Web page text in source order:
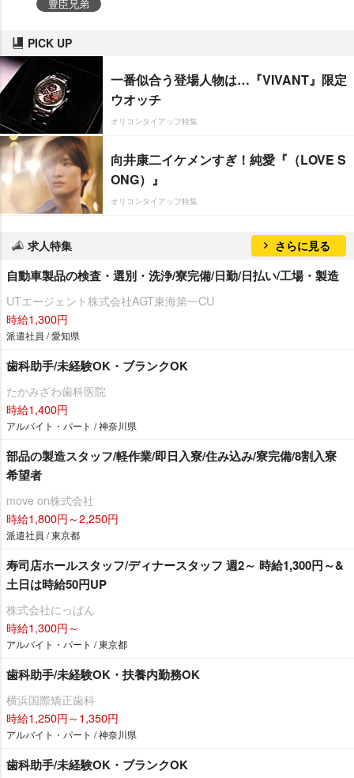
豊臣兄弟
PICK UP
一番似合う登場人物は…『VIVANT』限定
ウオッチ
オリコンタイアップ特集
向井康二イケメンすぎ！純愛『（LOVE S
ONG）』
オリコンタイアップ特集
求人特集 さらに見る
自動車製品の検査・選別・洗浄/寮完備/日勤/日払い/工場・製造
UTエージェント株式会社AGT東海第一CU
時給1,300円
派遣社員 / 愛知県
歯科助手/未経験OK・ブランクOK
たかみざわ歯科医院
時給1,400円
アルバイト・パート / 神奈川県
部品の製造スタッフ/軽作業/即日入寮/住み込み/寮完備/8割入寮
希望者
move on株式会社
時給1,800円～2,250円
派遣社員 / 東京都
寿司店ホールスタッフ/ディナースタッフ 週2～ 時給1,300円～&
土日は時給50円UP
株式会社にっぱん
時給1,300円～
アルバイト・パート / 東京都
歯科助手/未経験OK・扶養内勤務OK
横浜国際矯正歯科
時給1,250円～1,350円
アルバイト・パート / 神奈川県
歯科助手/未経験OK・ブランクOK